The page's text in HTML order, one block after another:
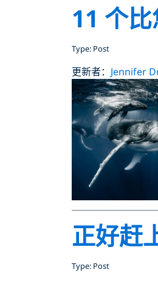
11 个
Type: Post
更新者： Jennifer
正好赶
Type: Post